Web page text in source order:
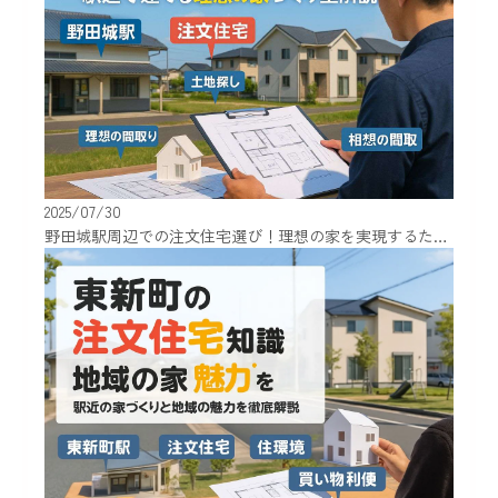
2025/07/30
野田城駅周辺での注文住宅選び！理想の家を実現するための知識